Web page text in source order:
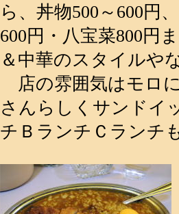
ら、丼物500～600円
600円・八宝菜800円
＆中華のスタイルや
店の雰囲気はモロ
さんらしくサンドイ
チＢランチＣランチ